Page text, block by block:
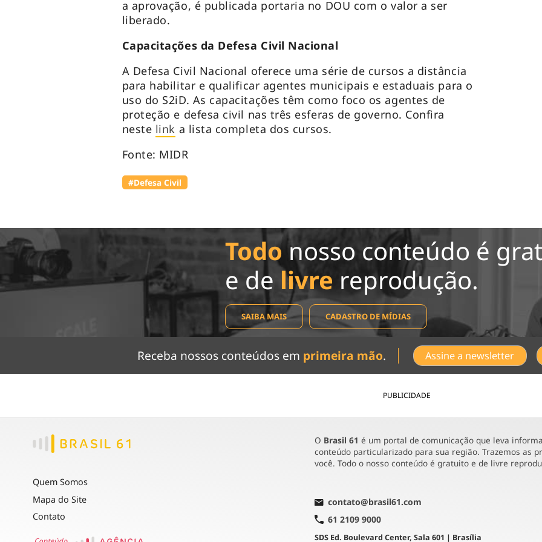
a aprovação, é publicada portaria no DOU com o valor a ser
liberado.
Capacitações da Defesa Civil Nacional
A Defesa Civil Nacional oferece uma série de cursos a distância
para habilitar e qualificar agentes municipais e estaduais para o
uso do S2iD. As capacitações têm como foco os agentes de
proteção e defesa civil nas três esferas de governo. Confira
neste link a lista completa dos cursos.
Fonte: MIDR
#Defesa Civil
Todonosso conteúdo é
e de livre reprodução.
SAIBA MAIS CADASTRO DE MÍDIAS
Receba nossos conteúdos em primeira mão. Assine a newsletter
PUBLICIDADE
Quem Somos
Mapa do Site
Contato
O Brasil 61 é um portal de comunicação que leva
conteúdo particularizado para sua região. Trazemos as
você. Todo o nosso conteúdo é gratuito e de livre
contato@brasil61.com
61 2109 9000
SDS Ed. Boulevard Center, Sala 601 | Brasília